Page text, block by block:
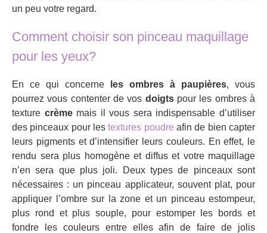
un peu votre regard.
Comment choisir son pinceau maquillage
pour les yeux?
En ce qui concerne les ombres à paupières, vous
pourrez vous contenter de vos doigtspour les ombres à
texture crèmemais il vous sera indispensable d’utiliser
des pinceaux pour les textures poudre afin de bien capter
leurs pigments et d’intensifier leurs couleurs. En effet, le
rendu sera plus homogène et diffus et votre maquillage
n’en sera que plus joli. Deux types de pinceaux sont
nécessaires : un pinceau applicateur, souvent plat, pour
appliquer l’ombre sur la zone et un pinceau estompeur,
plus rond et plus souple, pour estomper les bords et
fondre les couleurs entre elles afin de faire de jolis